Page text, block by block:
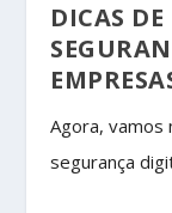
DICAS
Agora, vamos
segurança